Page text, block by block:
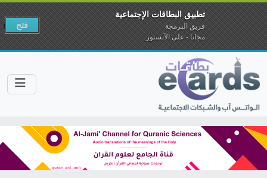
تطبيق البطاقات الإجتماعية
فريق البرمجة
مجانا - على الآبستور
فتح